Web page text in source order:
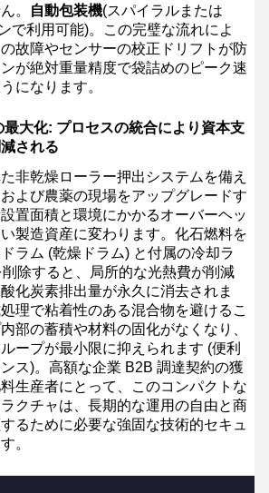
。
自動包装機(スパイラルまたは
で利用可能)。この完璧な流れによ
故障やセンサーの校正ドリフトが防
が絶対重量精度で袋詰めのピーク速
になります。
最大化: プロセスの統合により資本支
される
非乾燥ローラー押出システムを備え
よび農薬の現場をアップグレードす
置面積と環境にかかるオーバーヘッ
製造資産に変わります。化石燃料を
ラム (乾燥ドラム) と付属の冷却ラ
除すると、局所的な光熱費が削減
化炭素排出量が永久に消去されま
理で粘着性のある混合物を避けるこ
部の蓄積や材料の固化がなくなり、
ープが最小限に抑えられます (便利
ス)。高額な企業 B2B 調達契約の獲
生産者にとって、このコンパクトな
クチャは、長期的な運用の自由と商
るために必要な強固な技術的セキュ
。